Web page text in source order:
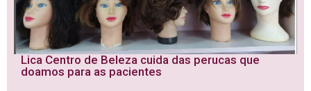
Lica Centro de Beleza cuida das perucas que
doamos para as pacientes